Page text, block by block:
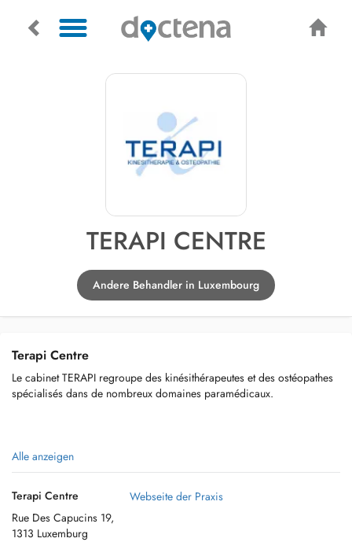
TERAPI CENTRE
Andere Behandler in Luxembourg
Terapi Centre
Le cabinet TERAPI regroupe des kinésithérapeutes et des ostéopathes
spécialisés dans de nombreux domaines paramédicaux.
L’équipe vous accueille sur rendez-vous du lundi au samedi au cabinet
(1e étage) situé en plein centre-ville de Luxembourg.
Alle anzeigen
Terapi Centre
Rue Des Capucins 19,
1313 Luxemburg
Webseite der Praxis